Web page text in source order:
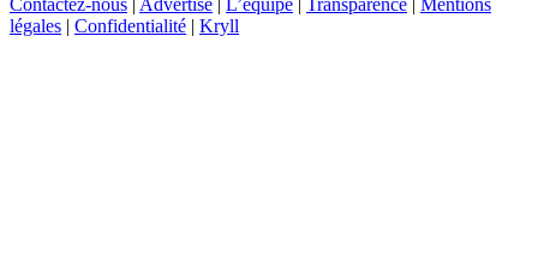
Contactez-nous | Advertise | L’équipe | Transparence | Mentions
légales | Confidentialité | Kryll